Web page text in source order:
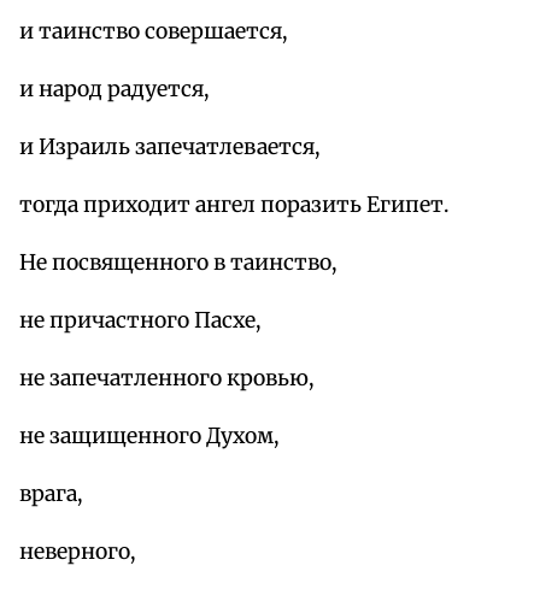
и таинство совершается,
и народ радуется,
и Израиль запечатлевается,
тогда приходит ангел поразить Египет.
Не посвященного в таинство,
не причастного Пасхе,
не запечатленного кровью,
не защищенного Духом,
врага,
неверного,